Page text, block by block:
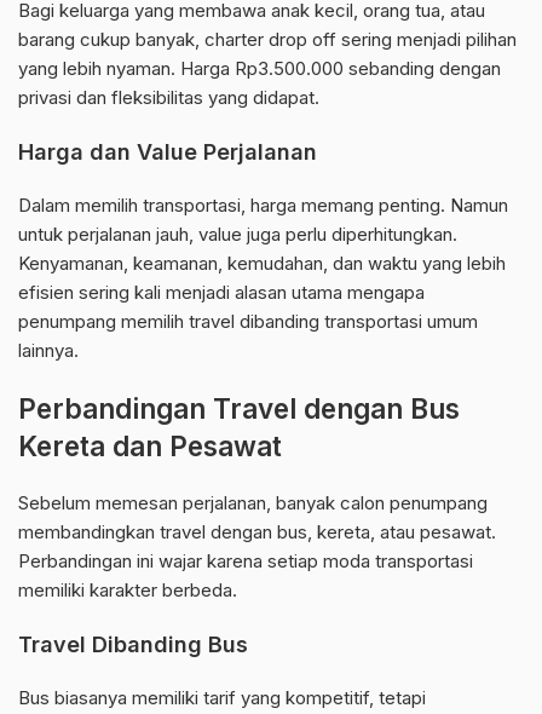
Bagi keluarga yang membawa anak kecil, orang tua, atau
barang cukup banyak, charter drop off sering menjadi pilihan
yang lebih nyaman. Harga Rp3.500.000 sebanding dengan
privasi dan fleksibilitas yang didapat.
Harga dan Value Perjalanan
Dalam memilih transportasi, harga memang penting. Namun
untuk perjalanan jauh, value juga perlu diperhitungkan.
Kenyamanan, keamanan, kemudahan, dan waktu yang lebih
efisien sering kali menjadi alasan utama mengapa
penumpang memilih travel dibanding transportasi umum
lainnya.
Perbandingan Travel dengan Bus
Kereta dan Pesawat
Sebelum memesan perjalanan, banyak calon penumpang
membandingkan travel dengan bus, kereta, atau pesawat.
Perbandingan ini wajar karena setiap moda transportasi
memiliki karakter berbeda.
Travel Dibanding Bus
Bus biasanya memiliki tarif yang kompetitif, tetapi